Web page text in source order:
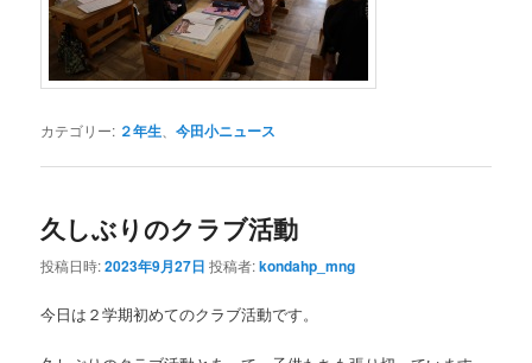
カテゴリー: ２年生 、今田小ニュース
久しぶりのクラブ活動
投稿日時:2023年9月27日 投稿者:kondahp_mng
今日は２学期初めてのクラブ活動です。